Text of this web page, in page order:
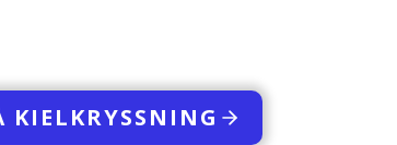
KIELKRYSSNING